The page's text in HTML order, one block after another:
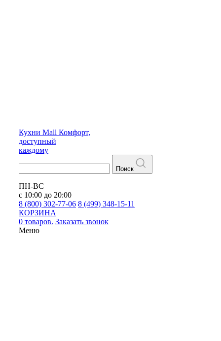
Кухни Mall Комфорт,
доступный
каждому
Поиск
ПН-ВС
с 10:00 до 20:00
8 (800) 302-77-06 8 (499) 348-15-11
КОРЗИНА
0 товаров. Заказать звонок
Меню